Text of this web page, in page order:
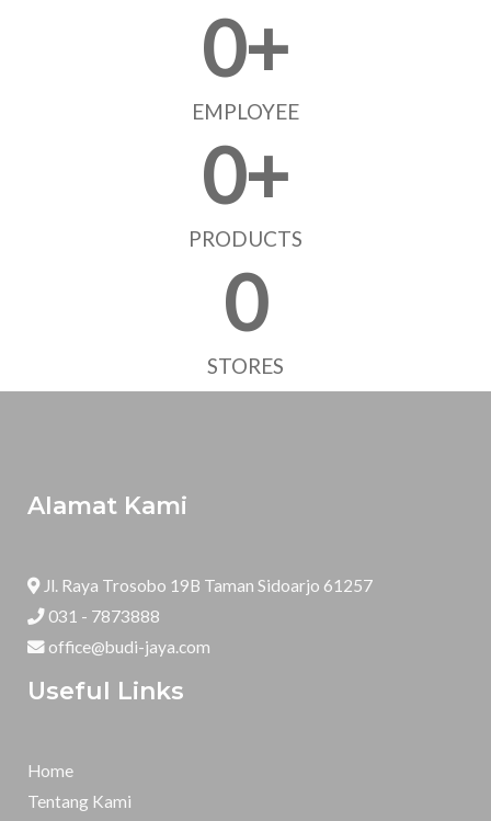
0+
EMPLOYEE
0+
PRODUCTS
0
STORES
Alamat Kami
Jl. Raya Trosobo 19B Taman Sidoarjo 61257
031 - 7873888
office@budi-jaya.com
Useful Links
Home
Tentang Kami